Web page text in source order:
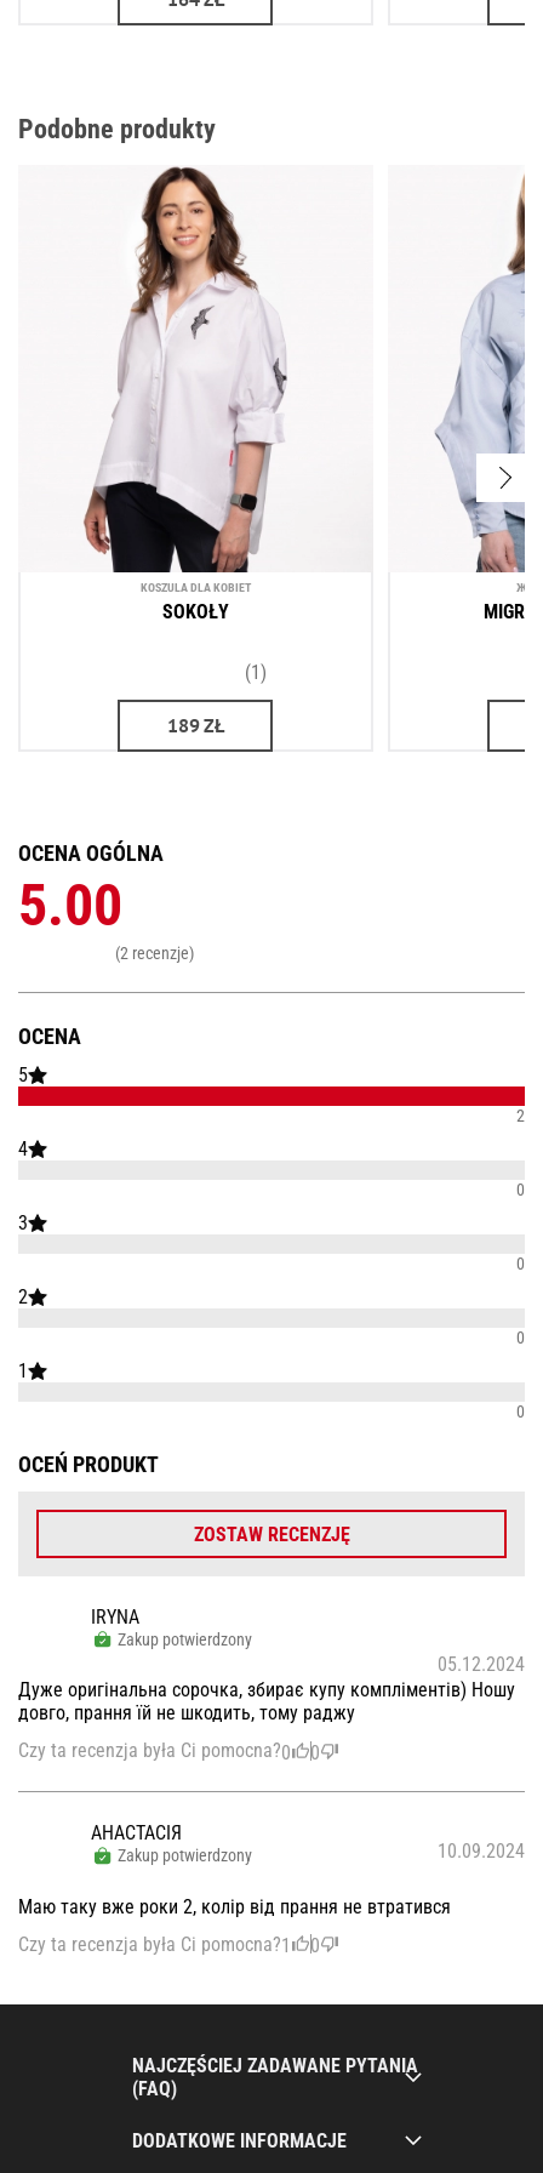
Podobne produkty
KOSZULA DLA KOBIET
SOKOŁY
(1)
189ZŁ
OCENA
5
2
4
0
3
0
2
0
1
0
OCENA OGÓLNA
5.00
(2 recenzje)
OCEŃ PRODUKT
ZOSTAW RECENZJĘ
IRYNA
Zakup potwierdzony
05.12.2024
Дуже оригінальна сорочка, збирає купу компліментів) Ношу
довго, прання їй не шкодить, тому раджу
Czy ta recenzja była Ci pomocna?0 0
АНАСТАСІЯ
Zakup potwierdzony 10.09.2024
Маю таку вже роки 2, колір від прання не втратився
Czy ta recenzja była Ci pomocna?1 0
NAJCZĘŚCIEJ ZADAWANE PYTANIA
(FAQ)
DODATKOWE INFORMACJE